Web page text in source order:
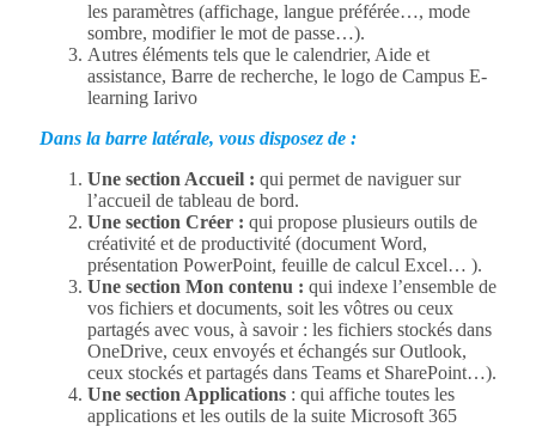
les paramètres (affichage, langue préférée…, mode
sombre, modifier le mot de passe…).
Autres éléments tels que le calendrier, Aide et
assistance, Barre de recherche, le logo de Campus E-
learning Iarivo
Dans la barre latérale, vous disposez de :
Une section Accueil : qui permet de naviguer sur
l’accueil de tableau de bord.
Une section Créer : qui propose plusieurs outils de
créativité et de productivité (document Word,
présentation PowerPoint, feuille de calcul Excel… ).
Une section Mon contenu : qui indexe l’ensemble de
vos fichiers et documents, soit les vôtres ou ceux
partagés avec vous, à savoir : les fichiers stockés dans
OneDrive, ceux envoyés et échangés sur Outlook,
ceux stockés et partagés dans Teams et SharePoint…).
Une section Applications : qui affiche toutes les
applications et les outils de la suite Microsoft 365